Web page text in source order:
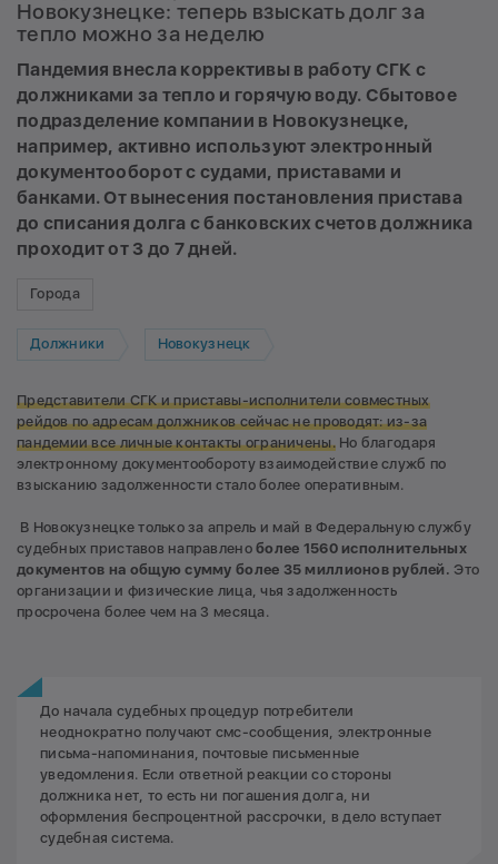
Новокузнецке: теперь взыскать долг за
тепло можно за неделю
Пандемия внесла коррективы в работу СГК с
должниками за тепло и горячую воду. Сбытовое
подразделение компании в Новокузнецке,
например, активно используют электронный
документооборот с судами, приставами и
банками. От вынесения постановления пристава
до списания долга с банковских счетов должника
проходит от 3 до 7 дней.
Города
Должники Новокузнецк
Представители СГК и приставы-исполнители совместных
рейдов по адресам должников сейчас не проводят: из-за
пандемии все личные контакты ограничены.Но благодаря
электронному документообороту взаимодействие служб по
взысканию задолженности стало более оперативным.
В Новокузнецке только за апрель и май в Федеральную службу
судебных приставов направленоболее 1560 исполнительных
документов на общую сумму более 35 миллионов рублей. Это
организации и физические лица, чья задолженность
просрочена более чем на 3 месяца.
До начала судебных процедур потребители
неоднократно получают смс-сообщения, электронные
письма-напоминания, почтовые письменные
уведомления. Если ответной реакции со стороны
должника нет, то есть ни погашения долга, ни
оформления беспроцентной рассрочки, в дело вступает
судебная система.